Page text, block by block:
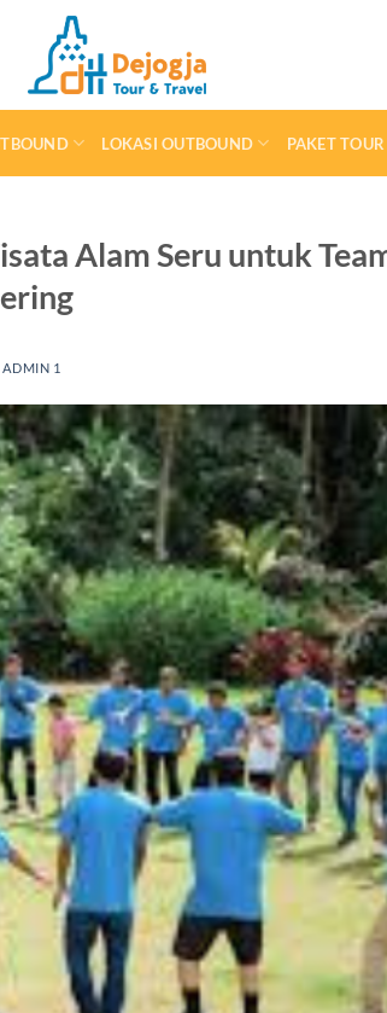
LOKASI OUTBOUND PAKET TOUR
Alam Seru untuk
ADMIN 1